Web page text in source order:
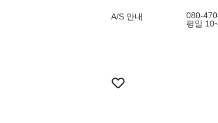
A/S 안내
080-
평일